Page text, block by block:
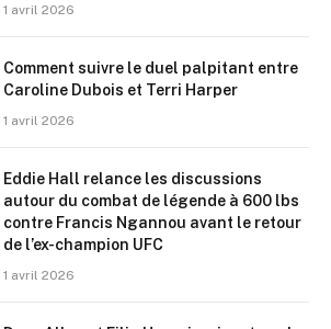
1 avril 2026
Comment suivre le duel palpitant entre
Caroline Dubois et Terri Harper
1 avril 2026
Eddie Hall relance les discussions
autour du combat de légende à 600 lbs
contre Francis Ngannou avant le retour
de l’ex-champion UFC
1 avril 2026